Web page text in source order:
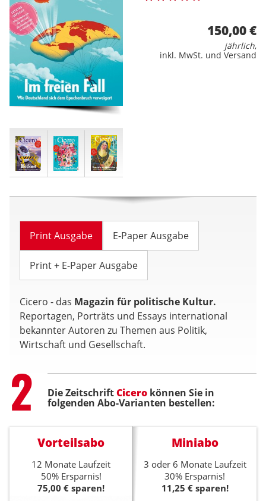
150,00 €
jährlich,
inkl. MwSt. und Versand
Print Ausgabe E-Paper Ausgabe
Print + E-Paper Ausgabe
Cicero - das Magazin für politische Kultur.
Reportagen, Porträts und Essays international
bekannter Autoren zu Themen aus Politik,
Wirtschaft und Gesellschaft.
Step
2 Die ZeitschriftCicero können Sie in
folgenden Abo-Varianten bestellen:
Vorteilsabo
12 Monate Laufzeit
50% Ersparnis!
75,00 € sparen!
Miniabo
3 oder 6 Monate Laufzeit
30% Ersparnis!
11,25 € sparen!